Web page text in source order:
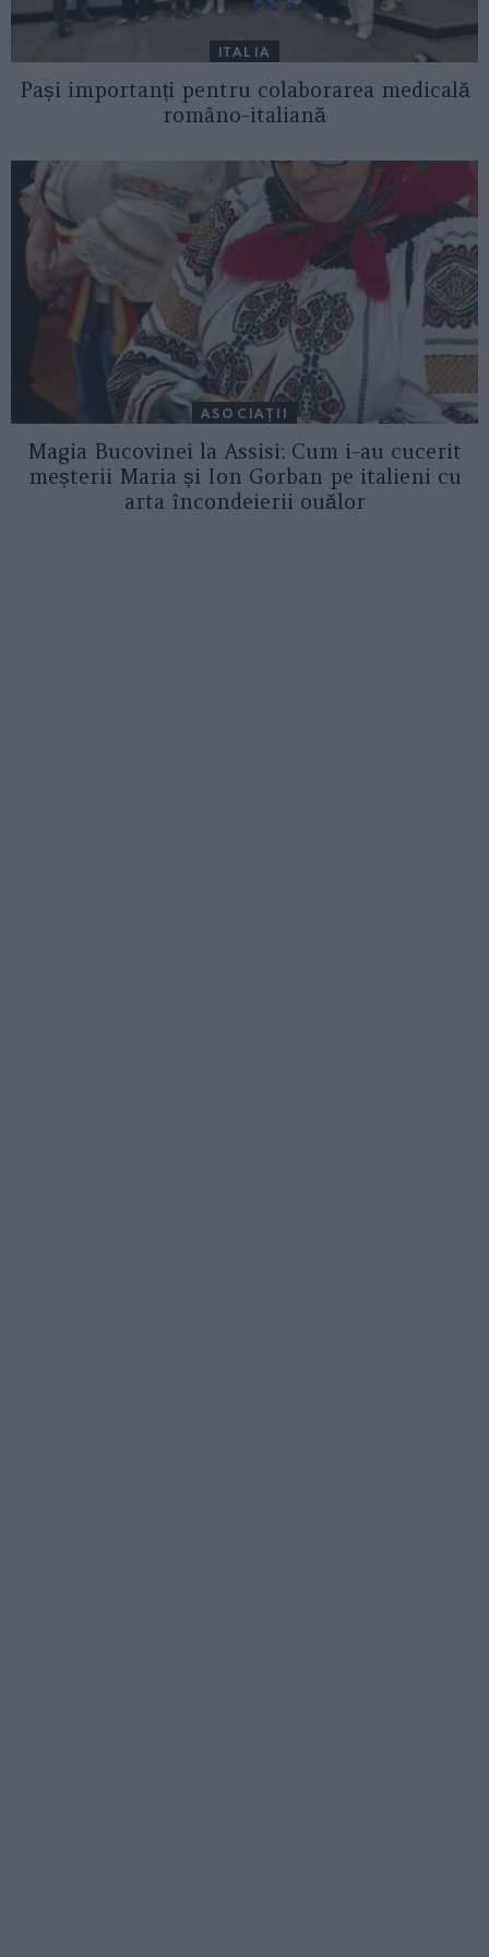
ITALIA
Pași importanți pentru colaborarea medicală
româno-italiană
ASOCIAŢII
Magia Bucovinei la Assisi: Cum i-au cucerit
meșterii Maria și Ion Gorban pe italieni cu
arta încondeierii ouălor